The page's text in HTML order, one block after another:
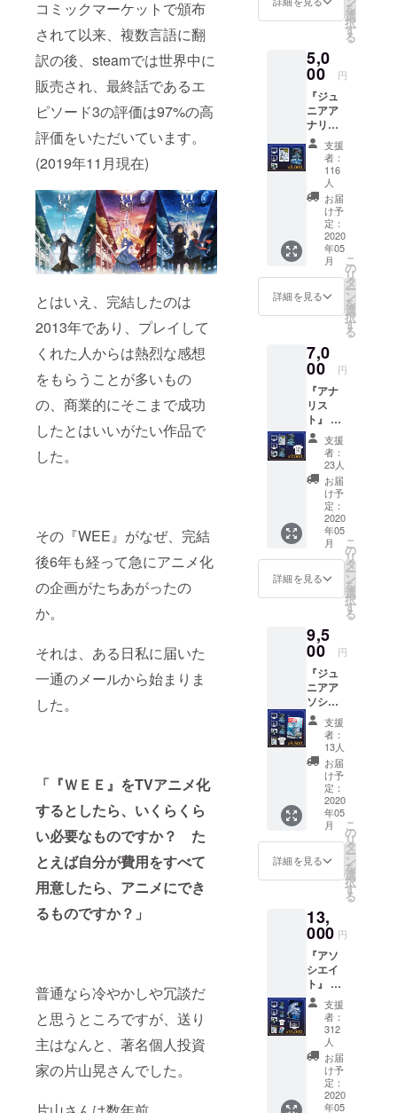
コミックマーケットで頒布
されて以来、複数言語に翻
訳の後、steamでは世界中に
販売され、最終話であるエ
ピソード3の評価は97%の高
評価をいただいています。
(2019年11月現在)
とはいえ、完結したのは
2013年であり、プレイして
くれた人からは熱烈な感想
をもらうことが多いもの
の、商業的にそこまで成功
したとはいいがたい作品で
した。
その『WEE』がなぜ、完結
後6年も経って急にアニメ化
の企画がたちあがったの
か。
それは、ある日私に届いた
一通のメールから始まりま
した。
「『ＷＥＥ』をTVアニメ化
するとしたら、いくらくら
い必要なものですか？ た
とえば自分が費用をすべて
用意したら、アニメにでき
るものですか？」
普通なら冷やかしや冗談だ
と思うところですが、送り
主はなんと、著名個人投資
家の片山晃さんでした。
Ｃ用壁
紙をお
送りし
ます。
・
steam
用ゲー
ムＤＬ
キーを
１～３
エピ
ソード
分お送
りしま
す。 ・
ＰＶ先
権を
メール
す。
を
選
択
す
る
5,0
00 円
『ジュ
ニアア
ナリス
ト』 社
会人と
して
キャリ
アを歩
み始め
たあな
た。 知
識も経
験もま
だまだ
です
にも負
けませ
ん。
『イン
ター
ン』の
リター
ンに加
えて、
・過去
に頒布
した
『WEE
』の短
編小説
類をま
とめて
送りし
ます。
・キー
ビジュ
アルを
用いた
オリジ
ナルポ
スター
をお送
りしま
す。 ＜
リター
ン＞ ・
壁紙 ・
本体
Steam
episode
1~3 ・
ＰＶ先
行視聴
権 ・過
去同人
誌短編
小説集
（デジ
タル）
・キー
ビジュ
ポス
ター
支援
者：
116
人
お届
け予
定：
2020
年05
月
詳細を見る
こ
の
リ
タ
ー
ン
を
選
択
す
る
7,0
00 円
『アナ
リス
ト』 仕
事にも
だいぶ
慣れて
きた
頃。 そ
れと同
時に、
ビジネ
スの厳
しさも
感じる
場面も
多いの
『ジュ
ニアア
ナリス
ト』の
リター
ンに加
えて、
・ＰＶ
を収め
たオリ
ジナル
DVD
パッ
ケージ
をお送
りしま
す。 ・
をお送
りしま
す。
(one
size fits
all) ＜リ
ターン
＞ ・壁
紙 ・
ゲーム
本体
Steam
キー
コード
支援
者：
23人
お届
け予
定：
2020
年05
月
詳細を見る
こ
の
リ
タ
ー
ン
を
選
択
す
る
9,5
00 円
『ジュ
ニアア
ソシエ
イト』
実力が
つき、
仕事が
楽しい
時期。
企業の
中核人
材とし
て、将
来を期
待され
ていま
輩の育
成も考
えなけ
ればい
けませ
ん。
『アナ
リス
ト』の
リター
ンに加
えて、
・アー
トブッ
支援
者：
13人
お届
け予
定：
2020
年05
月
詳細を見る
こ
の
リ
タ
ー
ン
を
選
択
す
る
13,
000 円
『アソ
シエイ
ト』 部
下や上
司を上
手く
使っ
て、
チーム
で成果
を上げ
支援
者：
312
人
お届
け予
定：
2020
年05